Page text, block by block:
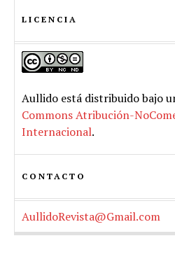
LICENCIA
Aullido está distribuido bajo
Commons Atribución-
Internacional.
CONTACTO
AullidoRevista@Gmail.com